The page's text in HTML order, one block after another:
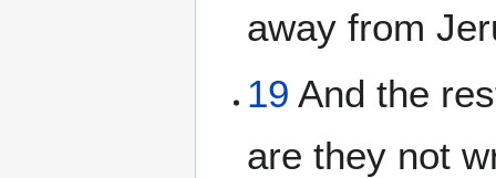
away from
19 And the
are they not